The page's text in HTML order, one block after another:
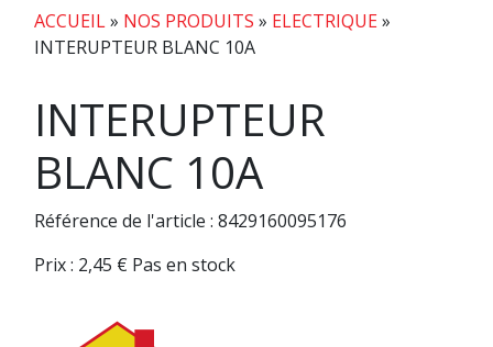
ACCUEIL» NOS PRODUITS » ELECTRIQUE»
INTERUPTEUR BLANC 10A
INTERUPTEUR
BLANC 10A
Référence de l'article : 8429160095176
Prix : 2,45 € Pas en stock